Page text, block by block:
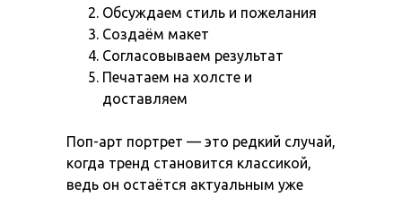
Обсуждаем стиль и пожелания
Создаём макет
Согласовываем результат
Печатаем на холсте и
доставляем
Поп-арт портрет — это редкий случай,
когда тренд становится классикой,
ведь он остаётся актуальным уже